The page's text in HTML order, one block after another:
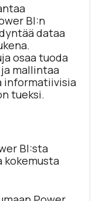
BI:n
dataa
osaa tuoda
mallintaa
informatiivisia
tueksi.
BI:sta
kokemusta